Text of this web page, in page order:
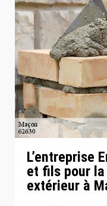
L’entreprise
et fils pour
extérieur à